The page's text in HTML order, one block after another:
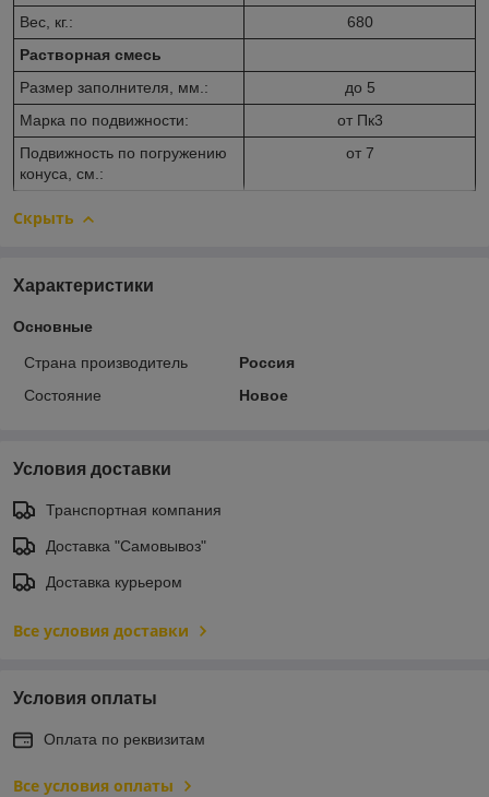
Вес, кг.:
680
Растворная смесь
Размер заполнителя, мм.:
до 5
Марка по подвижности:
от Пк3
Подвижность по погружению
конуса, см.:
от 7
Скрыть
Характеристики
Основные
Страна производитель
Россия
Состояние
Новое
Условия доставки
Транспортная компания
Доставка "Самовывоз"
Доставка курьером
Все условия доставки
Условия оплаты
Оплата по реквизитам
Все условия оплаты